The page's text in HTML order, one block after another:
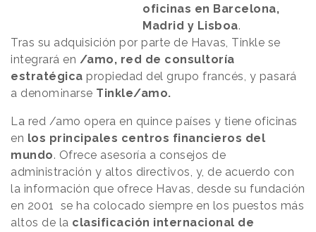
oficinas en Barcelona,
Madrid y Lisboa.
Tras su adquisición por parte de Havas, Tinkle se
integrará en /amo, red de consultoría
estratégica propiedad del grupo francés, y pasará
a denom¡narse Tinkle/amo.
La red /amo opera en quince países y tiene oficinas
en los principales centros financieros del
mundo. Ofrece asesoría a consejos de
administración y altos directivos, y, de acuerdo con
la información que ofrece Havas, desde su fundación
en 2001 se ha colocado siempre en los puestos más
altos de la clasificación internacional de